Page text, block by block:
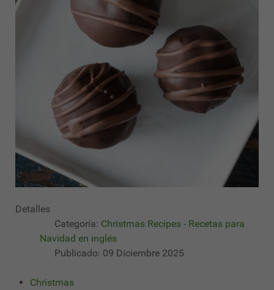
Detalles
Categoría: Christmas Recipes - Recetas para
Navidad en inglés
Publicado: 09 Diciembre 2025
Christmas